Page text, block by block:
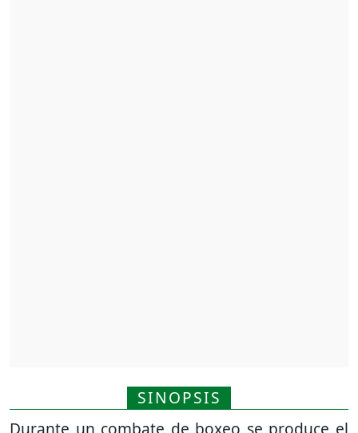
SINOPSIS
Durante un combate de boxeo se produce el